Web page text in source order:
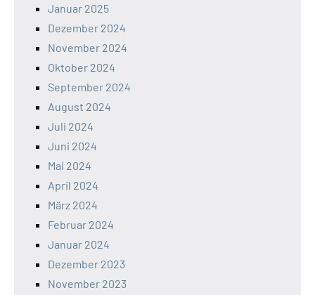
Januar 2025
Dezember 2024
November 2024
Oktober 2024
September 2024
August 2024
Juli 2024
Juni 2024
Mai 2024
April 2024
März 2024
Februar 2024
Januar 2024
Dezember 2023
November 2023